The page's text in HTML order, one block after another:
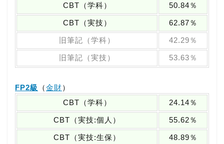
CBT（学科）
50.84％
CBT（実技） 62.87％
旧筆記（学科） 42.29％
旧筆記（実技） 53.63％
FP2級 （金財）
CBT（学科）
24.14％
CBT（実技:個人） 55.62％
CBT（実技:生保） 48.89％